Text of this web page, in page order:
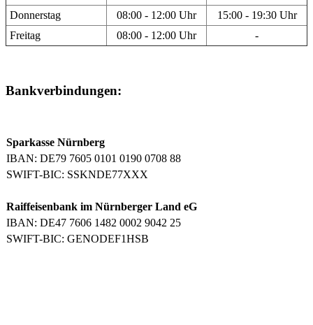
Donnerstag 08:00 - 12:00 Uhr
15:00 - 19:30 Uhr
Freitag
08:00 - 12:00 Uhr -
Bankverbindungen:
Sparkasse Nürnberg
IBAN: DE79 7605 0101 0190 0708 88
SWIFT-BIC: SSKNDE77XXX
Raiffeisenbank im Nürnberger Land eG
IBAN: DE47 7606 1482 0002 9042 25
SWIFT-BIC: GENODEF1HSB